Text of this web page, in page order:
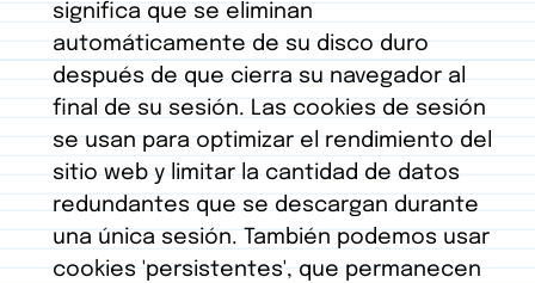
significa que se eliminan
automáticamente de su disco duro
después de que cierra su navegador al
final de su sesión. Las cookies de sesión
se usan para optimizar el rendimiento del
sitio web y limitar la cantidad de datos
redundantes que se descargan durante
una única sesión. También podemos usar
cookies 'persistentes', que permanecen